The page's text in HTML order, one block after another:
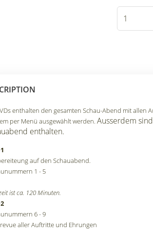
enthalten den gesamten Schau-Abend mit
per Menü ausgewählt werden. Ausserdem
enthalten.
auf den Schauabend.
1 - 5
ist ca. 120 Minuten.
6 - 9
aller Auftritte und Ehrungen